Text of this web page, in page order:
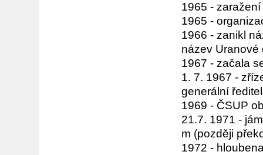
1965 -
1965 -
1966 - zanikl
název Uranové
1967 - začala
1. 7. 1967 -
generální
1969 - ČSUP
21.7. 1971 -
m (později
1972 -